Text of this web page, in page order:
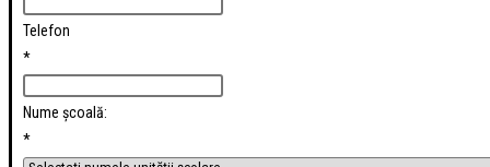
Telefon
*
Nume școală:
*